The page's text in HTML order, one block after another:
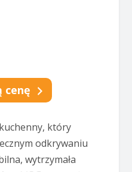
cenę
który
odkrywaniu
wytrzymała